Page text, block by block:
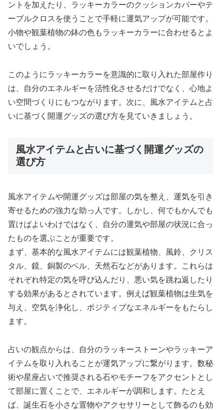
ントを加えたり、ラッキーカラーのクッションカバーやテ
ーブルクロスを使うことで手軽に運気アップが可能です。
小物や観葉植物の鉢の色もラッキーカラーに合わせるとよ
いでしょう。
このようにラッキーカラーを意識的に取り入れた部屋作り
は、自分のエネルギーを活性化させるだけでなく、心地よ
い空間づくりにもつながります。次に、風水アイテムと占
いに基づく開運グッズの選び方を見ていきましょう。
風水アイテムと占いに基づく開運グッズの
選び方
風水アイテムや開運グッズは部屋の気を整え、運気を引き
寄せるための強力な助っ人です。しかし、何でもかんでも
置けばよいわけではなく、自分の運気や部屋の状況に合っ
たものを選ぶことが重要です。
まず、基本的な風水アイテムには観葉植物、風鈴、クリス
タル、鏡、銅製のベル、天然石などがあります。これらは
それぞれ特定の気を呼び込んだり、悪い気を跳ね返したり
する効果があるとされています。例えば観葉植物は生気を
与え、空気を浄化し、ポジティブなエネルギーをもたらし
ます。
占いの観点からは、自分のラッキーストーンやラッキーア
イテムを取り入れることが運気アップに繋がります。数秘
術や星座占いで推奨される石やモチーフをアクセントとし
て部屋に置くことで、エネルギーが調和します。たとえ
ば、誕生石を小さな置物やアクセサリーとして飾るのも効